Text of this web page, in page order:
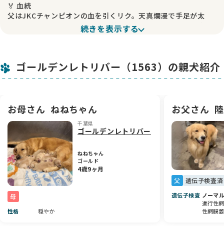
🏅 血統
父はJKCチャンピオンの血を引くリク。天真爛漫で手足が太
く、たくましい骨格と立派な毛並みを持つ、軽井沢の有名犬舎
生まれです。リクの父は外産JKCチャンピオン、祖父はアメリ
しい癒やしの女の子です。
うえでご検討いただけましたら幸いです。どうぞよろしくお願
続きを表示する
ゴールデンレトリバー（1563）の親犬紹介
お母さん ねねちゃん
千葉県
ゴールデンレトリバー
ねねちゃん
ゴールド
4歳9ヶ月
母
性格 穏やか
お父さん
父 遺伝子検査済
遺伝子検査 ノーマ
進行性
性網膜